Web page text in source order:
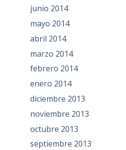
junio 2014
mayo 2014
abril 2014
marzo 2014
febrero 2014
enero 2014
diciembre 2013
noviembre 2013
octubre 2013
septiembre 2013